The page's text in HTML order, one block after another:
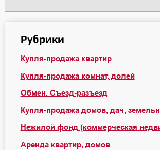
Рубрики
Купля-продажа квартир
Купля-продажа комнат, долей
Обмен. Съезд-разъезд
Купля-продажа домов, дач,
Нежилой фонд (коммерческая
Аренда квартир, домов